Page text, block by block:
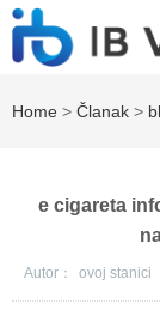
Home > Članak >
e cigareta
Autor： ovoj stanici